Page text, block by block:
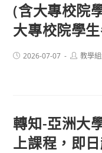
(含大專校院
大專校院學生
Post2026-07-07
Post教學
轉知-亞洲大
上課程，即